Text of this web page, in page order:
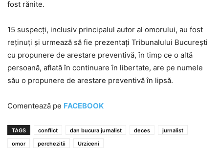
fost rănite.
15 suspecți, inclusiv principalul autor al omorului, au fost
reținuți și urmează să fie prezentați Tribunalului București
cu propunere de arestare preventivă, în timp ce o altă
persoană, aflată în continuare în libertate, are pe numele
său o propunere de arestare preventivă în lipsă.
Comentează pe FACEBOOK
TAGS conflict dan bucura jurnalist deces
jurnalist
omor
perchezitii Urziceni